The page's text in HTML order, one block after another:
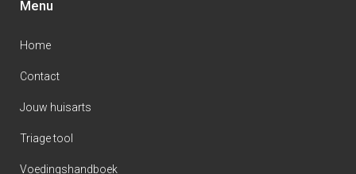
Menu
Home
Contact
Jouw huisarts
Triage tool
Voedingshandboek